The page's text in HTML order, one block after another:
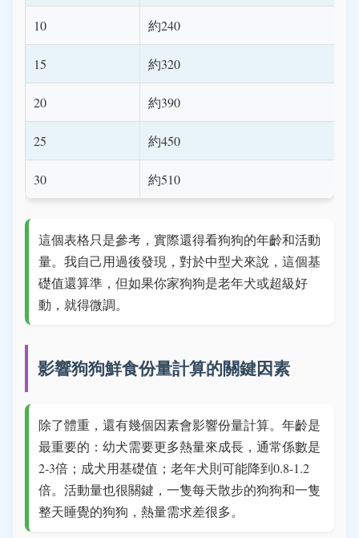
10 約240
15 約320
20 約390
25 約450
30 約510
這個表格只是參考，實際還得看狗狗的年齡和活動
量。我自己用過後發現，對於中型犬來說，這個基
礎值還算準，但如果你家狗狗是老年犬或超級好
動，就得微調。
影響狗狗鮮食份量計算的關鍵因素
除了體重，還有幾個因素會影響份量計算。年齡是
最重要的：幼犬需要更多熱量來成長，通常係數是
2-3倍；成犬用基礎值；老年犬則可能降到0.8-1.2
倍。活動量也很關鍵，一隻每天散步的狗狗和一隻
整天睡覺的狗狗，熱量需求差很多。